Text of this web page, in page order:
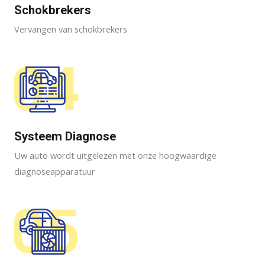
Schokbrekers
Vervangen van schokbrekers
04
Systeem Diagnose
Uw auto wordt uitgelezen met onze hoogwaardige
diagnoseapparatuur
05